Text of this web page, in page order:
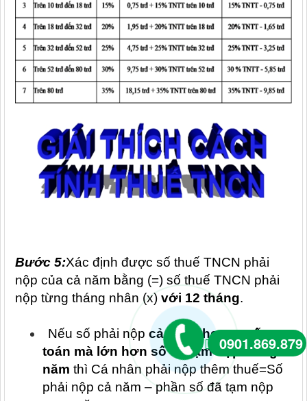
Bước 5:Xác định được số thuế TNCN phải
nộp của cả năm bằng (=) số thuế TNCN phải
nộp từng tháng nhân (x) với 12 tháng.
Nếu số phải nộp cả năm theo quyết
toán mà lớn hơn số đã tạm nộp trong
năm thì Cá nhân phải nộp thêm thuế=Số
phải nộp cả năm – phần số đã tạm nộp
0901.869.879